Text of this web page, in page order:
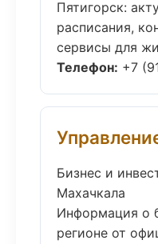
Пятигорск:
расписания,
сервисы для
Телефон: +7
Бизнес и
Махачкала
Информация о
регионе от